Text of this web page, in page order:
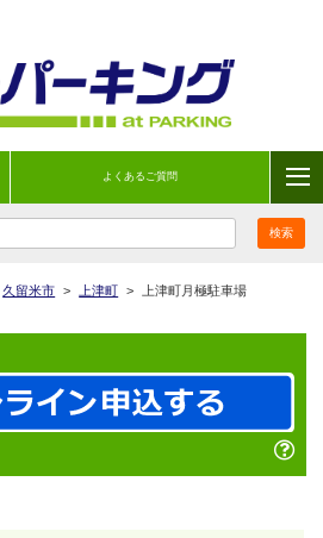
よくあるご質問
久留米市 > 上津町 > 上津町月極駐車場